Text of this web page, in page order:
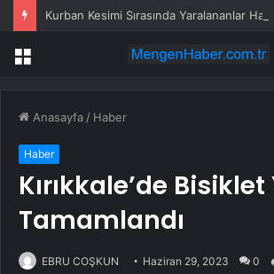
Kurban Kesimi Sırasında Yaralananlar
Menü
Anasayfa / Haber
Haber
Kırıkkale’de Bisiklet
Tamamlandı
EBRU COŞKUN Haziran 29, 2023 0